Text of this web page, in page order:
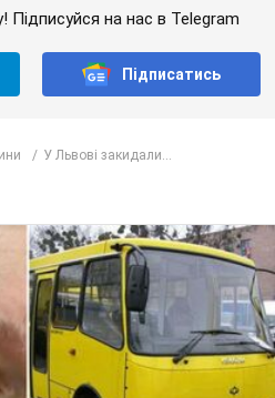
конфлікт,
мовою у маршрутці:
Відео
поліцейські та слідчо-